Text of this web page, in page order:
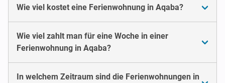
Wie viel kostet eine Ferienwohnung in Aqaba?
Wie viel zahlt man für eine Woche in einer
Ferienwohnung in Aqaba?
In welchem Zeitraum sind die Ferienwohnungen in